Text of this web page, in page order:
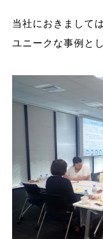
当社におきまして
ユニークな事例と